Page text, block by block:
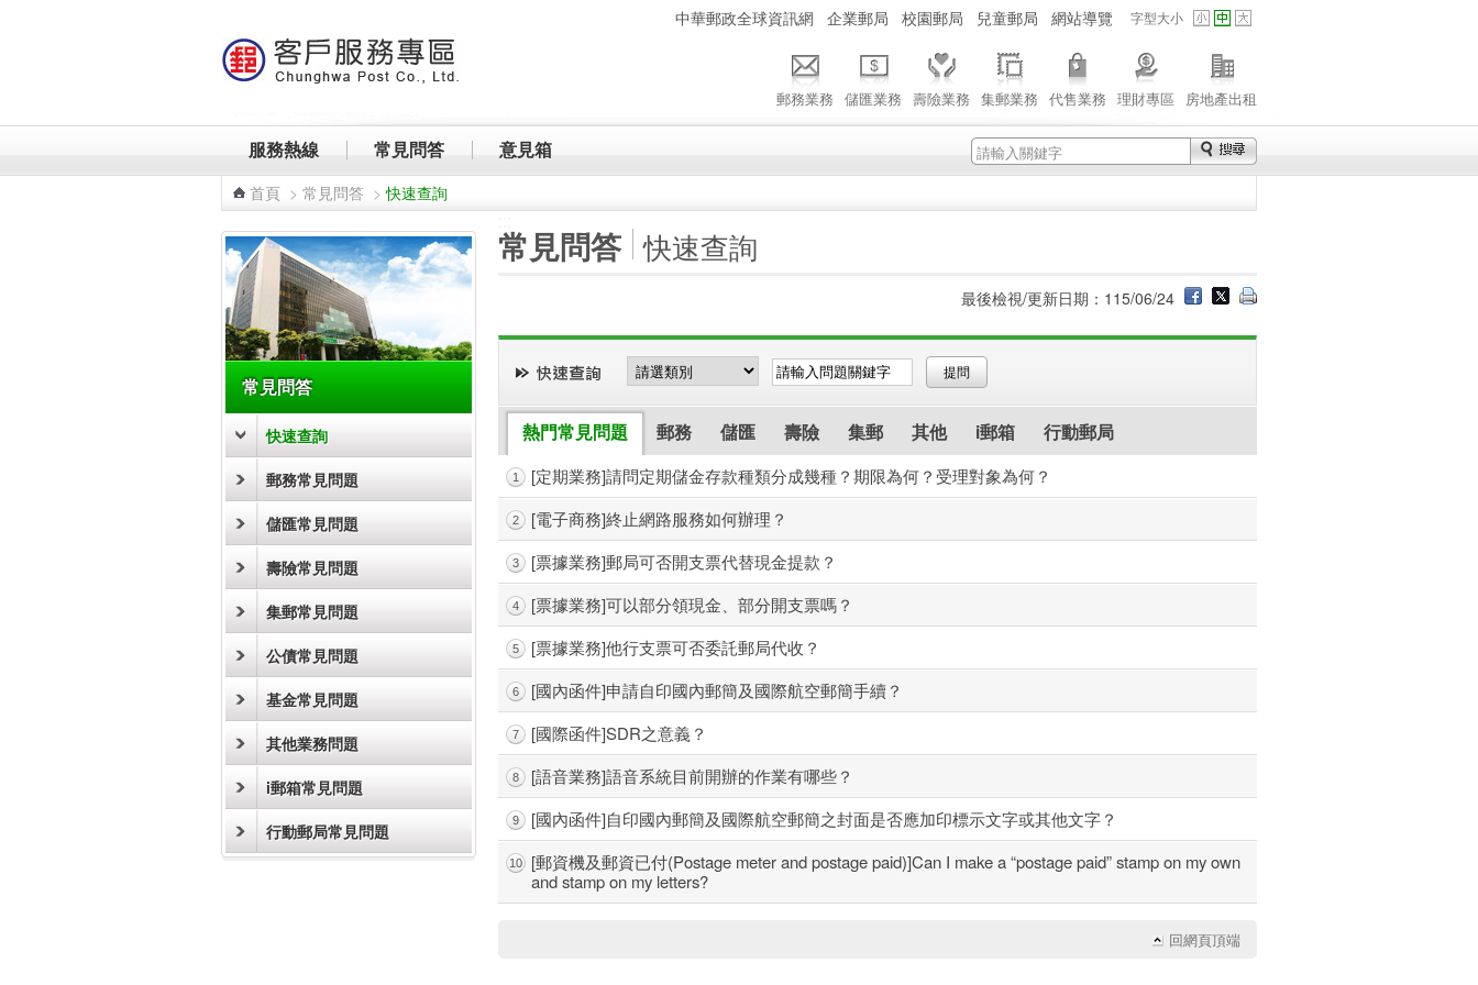
中華郵政全球資訊網 企業郵局 校園郵局 兒童郵局 網站導覽 字型大小
郵務業務 儲匯業務 壽險業務 集郵業務 代售業務 理財專區 房地產出租
服務熱線 常見問答 意見箱
首頁 > 常見問答 >快速查詢
常見問答
快速查詢
郵務常見問題
儲匯常見問題
壽險常見問題
集郵常見問題
公債常見問題
基金常見問題
其他業務問題
i郵箱常見問題
行動郵局常見問題
常見問答 快速查詢
最後檢視/更新日期：115/06/24
熱門常見問題 郵務 儲匯 壽險 集郵 其他 i郵箱
行動郵局
郵務(英文版)
儲匯(英文版) 壽險(英文版) 集郵(英文版)
其他(英文版)
i郵箱(英文版)
1 [定期業務]請問定期儲金存款種類分成幾種？期限為何？受理對象為何？
2 [電子商務]終止網路服務如何辦理？
3 [票據業務]郵局可否開支票代替現金提款？
4 [票據業務]可以部分領現金、部分開支票嗎？
5 [票據業務]他行支票可否委託郵局代收？
6 [國內函件]申請自印國內郵簡及國際航空郵簡手續？
7 [國際函件]SDR之意義？
8 [語音業務]語音系統目前開辦的作業有哪些？
9 [國內函件]自印國內郵簡及國際航空郵簡之封面是否應加印標示文字或其他文字？
10
[郵資機及郵資已付(Postage meter and postage paid)]Can I make a “postage paid” stamp on my own
and stamp on my letters?
回網頁頂端